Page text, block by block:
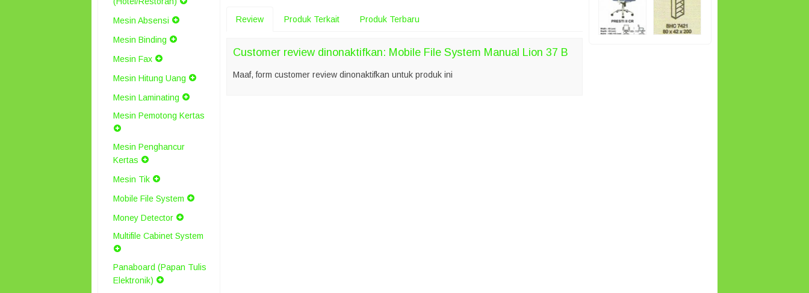
Mesin Absensi
Mesin Binding
Mesin Fax
Mesin Hitung Uang
Mesin Laminating
Mesin Pemotong Kertas
Mesin Penghancur
Kertas
Mesin Tik
Mobile File System
Money Detector
Multifile Cabinet System
Panaboard (Papan Tulis
Elektronik)
Review Produk Terkait Produk Terbaru
Customer review dinonaktifkan: Mobile File System Manual Lion 37 B
Maaf, form customer review dinonaktifkan untuk produk ini